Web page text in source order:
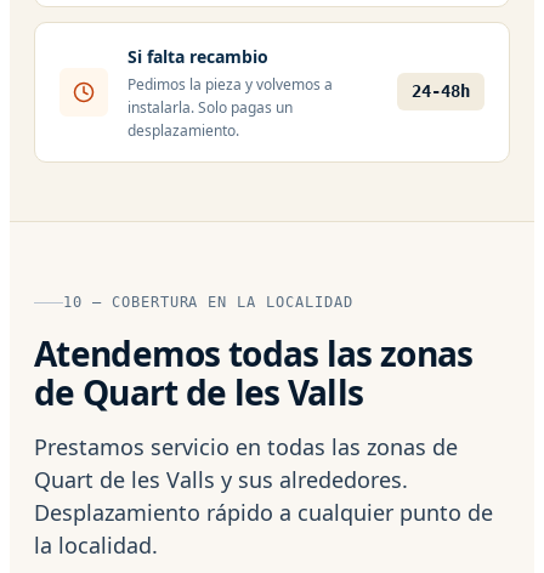
Si falta recambio
Pedimos la pieza y volvemos a
instalarla. Solo pagas un
desplazamiento.
24-48h
10 — COBERTURA EN LA LOCALIDAD
Atendemos todas las zonas
de Quart de les Valls
Prestamos servicio en todas las zonas de
Quart de les Valls y sus alrededores.
Desplazamiento rápido a cualquier punto de
la localidad.